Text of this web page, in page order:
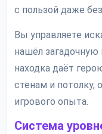
с пользой даже
Вы управляете
нашёл загадочную
находка даёт
стенам и потолку,
игрового опыта.
Система